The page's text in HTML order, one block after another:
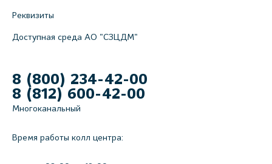
Реквизиты
Доступная среда АО "СЗЦДМ"
8 (800) 234-42-00
8 (812) 600-42-00
Многоканальный
Время работы колл центра: